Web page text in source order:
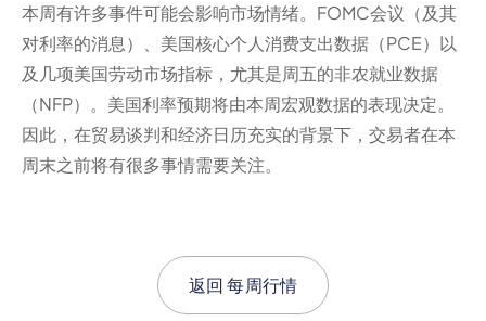
本周有许多事件可能会影响市场情绪。FOMC会议（及其
对利率的消息）、美国核心个人消费支出数据（PCE）以
及几项美国劳动市场指标，尤其是周五的非农就业数据
（NFP）。美国利率预期将由本周宏观数据的表现决定。
因此，在贸易谈判和经济日历充实的背景下，交易者在本
周末之前将有很多事情需要关注。
返回每周行情